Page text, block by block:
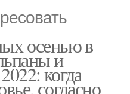
осенью в
и
когда
согласно